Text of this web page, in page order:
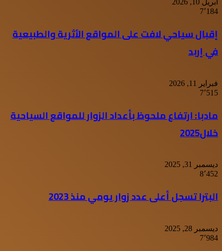
أبريل 10, 2026
7٬184
إقبال سياحي لافت على المواقع الأثرية والطبيعية
في إربد
فبراير 11, 2026
7٬515
مادبا: ارتفاع ملحوظ بأعداد الزوار للمواقع السياحية
خلال2025
ديسمبر 31, 2025
8٬452
البترا تسجل أعلى عدد زوار يومي منذ 2023
ديسمبر 28, 2025
7٬984